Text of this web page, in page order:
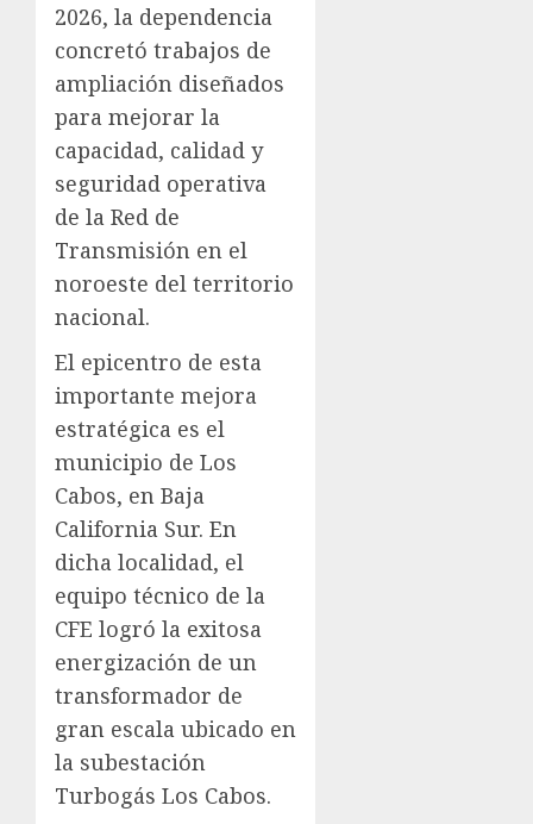
2026, la dependencia
concretó trabajos de
ampliación diseñados
para mejorar la
capacidad, calidad y
seguridad operativa
de la Red de
Transmisión en el
noroeste del territorio
nacional.
El epicentro de esta
importante mejora
estratégica es el
municipio de Los
Cabos, en Baja
California Sur. En
dicha localidad, el
equipo técnico de la
CFE logró la exitosa
energización de un
transformador de
gran escala ubicado en
la subestación
Turbogás Los Cabos.